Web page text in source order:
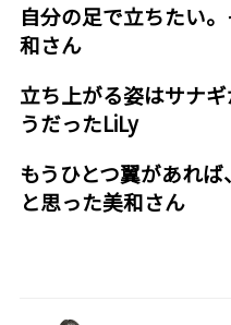
自分の足で立ちたい。
和さん
立ち上がる姿はサナ
うだった――LiLy
もうひとつ翼があれ
と思った――美和さん